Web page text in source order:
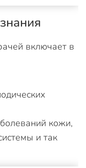
включает в
кожи,
и так